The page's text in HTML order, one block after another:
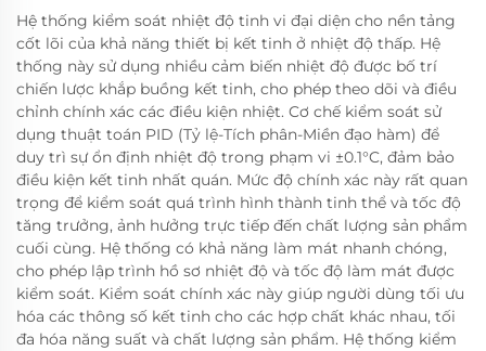
Hệ thống kiểm soát nhiệt độ tinh vi đại diện cho nền tảng
cốt lõi của khả năng thiết bị kết tinh ở nhiệt độ thấp. Hệ
thống này sử dụng nhiều cảm biến nhiệt độ được bố trí
chiến lược khắp buồng kết tinh, cho phép theo dõi và điều
chỉnh chính xác các điều kiện nhiệt. Cơ chế kiểm soát sử
dụng thuật toán PID (Tỷ lệ-Tích phân-Miền đạo hàm) để
duy trì sự ổn định nhiệt độ trong phạm vi ±0.1°C, đảm bảo
điều kiện kết tinh nhất quán. Mức độ chính xác này rất quan
trọng để kiểm soát quá trình hình thành tinh thể và tốc độ
tăng trưởng, ảnh hưởng trực tiếp đến chất lượng sản phẩm
cuối cùng. Hệ thống có khả năng làm mát nhanh chóng,
cho phép lập trình hồ sơ nhiệt độ và tốc độ làm mát được
kiểm soát. Kiểm soát chính xác này giúp người dùng tối ưu
hóa các thông số kết tinh cho các hợp chất khác nhau, tối
đa hóa năng suất và chất lượng sản phẩm. Hệ thống kiểm